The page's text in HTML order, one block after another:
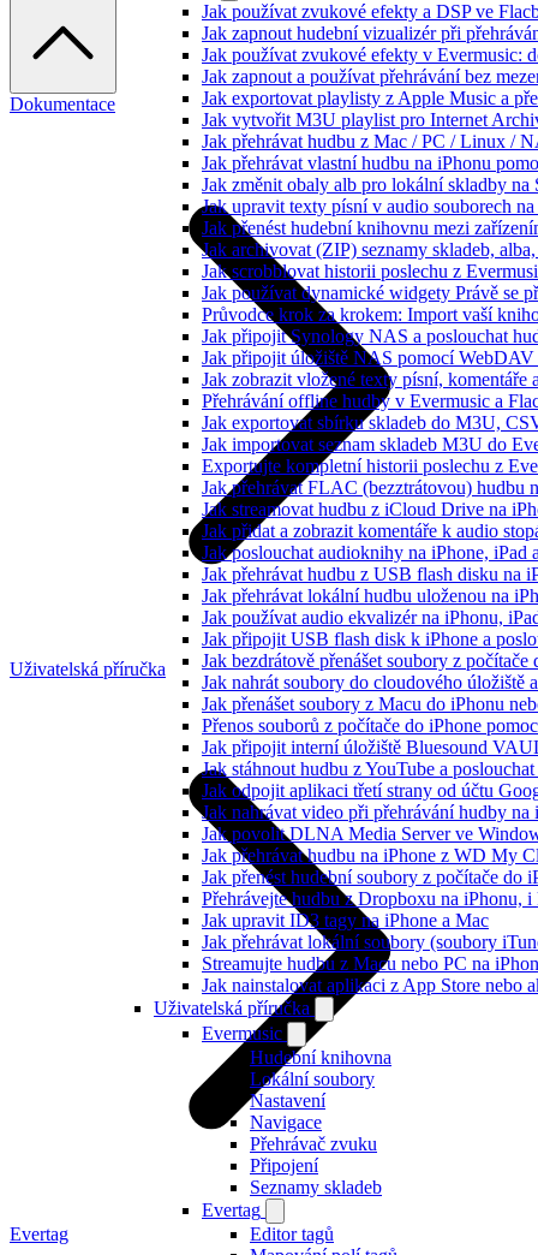
Jak používat zvukové efekty a DSP ve
Jak zapnout hudební vizualizér při
Jak používat zvukové efekty v Evermusic:
Jak zapnout a používat přehrávání bez
Jak exportovat playlisty z Apple Music a
Jak vytvořit M3U playlist pro Internet
Jak přehrávat hudbu z Mac / PC / Linux /
Jak přehrávat vlastní hudbu na iPhonu
Jak změnit obaly alb pro lokální skladby
Jak upravit texty písní v audio souborech
Jak přenést hudební knihovnu mezi
Jak archivovat (ZIP) seznamy skladeb,
Jak scrobblovat historii poslechu z
Jak používat dynamické widgety Právě se
Průvodce krok za krokem: Import vaší
Jak připojit Synology NAS a poslouchat
Jak připojit úložiště NAS pomocí WebDAV
Jak zobrazit vložené texty písní,
Přehrávání offline hudby v Evermusic a
Jak exportovat sbírku skladeb do M3U,
Jak importovat seznam skladeb M3U do
Exportujte kompletní historii poslechu z
Jak přehrávat FLAC (bezztrátovou) hudbu
Jak streamovat hudbu z iCloud Drive na
Jak přidat a zobrazit komentáře k audio
Jak poslouchat audioknihy na iPhone, iPad
Jak přehrávat hudbu z USB flash disku na
Jak přehrávat lokální hudbu uloženou na
Jak používat audio ekvalizér na iPhonu,
Jak připojit USB flash disk k iPhone a
Jak bezdrátově přenášet soubory z
Jak nahrát soubory do cloudového
Jak přenášet soubory z Macu do iPhonu
Přenos souborů z počítače do iPhone
Jak připojit interní úložiště Bluesound
Jak stáhnout hudbu z YouTube a
Jak odpojit aplikaci třetí strany od účtu
Jak nahrávat video při přehrávání hudby na
Jak povolit DLNA Media Server ve
Jak přehrávat hudbu na iPhone z WD My
Jak přenést hudební soubory z počítače
Přehrávejte hudbu z Dropboxu na iPhonu,
Jak upravit ID3 tagy na iPhone a Mac
Jak přehrávat lokální soubory (soubory
Streamujte hudbu z Macu nebo PC na
Jak nainstalovat aplikaci z App Store nebo
Uživatelská příručka
Evermusic
Hudební knihovna
Lokální soubory
Nastavení
Navigace
Přehrávač zvuku
Připojení
Seznamy skladeb
Evertag
Editor tagů
Dokumentace
Uživatelská příručka
Evertag